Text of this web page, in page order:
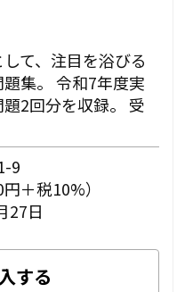
て、注目を浴びる
集。 令和7年度実
2回分を収録。 受
9
＋税10%）
27日
する